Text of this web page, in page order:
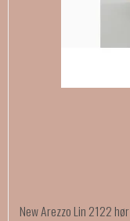
New Arezzo Lin 2122 hør